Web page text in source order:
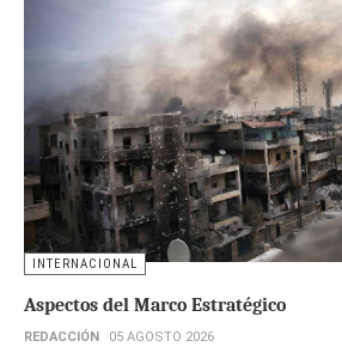
INTERNACIONAL
Aspectos del Marco Estratégico
REDACCIÓN 05 AGOSTO 2026